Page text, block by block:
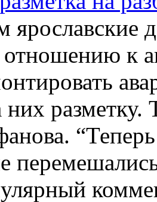
ярославские
к
них